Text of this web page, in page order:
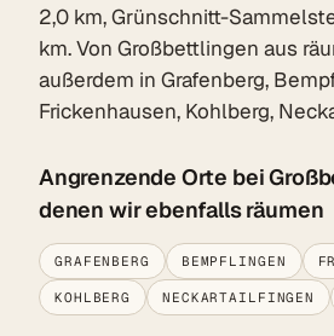
2,0 km, Grünschnitt-
km. Von Großbettlingen aus
außerdem in Grafenberg,
Frickenhausen, Kohlberg,
Angrenzende Orte bei
denen wir ebenfalls räumen
GRAFENBERG BEMPFLINGEN
KOHLBERG NECKARTAILFINGEN